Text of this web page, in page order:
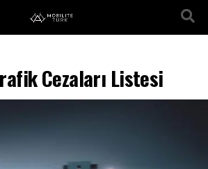
Cezaları Listesi